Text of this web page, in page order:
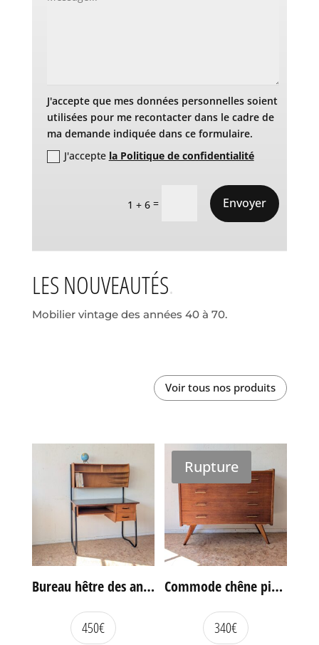
J'accepte que mes données personnelles soient
utilisées pour me recontacter dans le cadre de
ma demande indiquée dans ce formulaire.
J'accepte la Politique de confidentialité
1 + 6 = Envoyer
LES NOUVEAUTÉS
Mobilier vintage des années 40 à 70.
Voir tous nos produits
Bureau hêtre des années 60
450€
Rupture
Commode chêne pieds compas vintage
340€